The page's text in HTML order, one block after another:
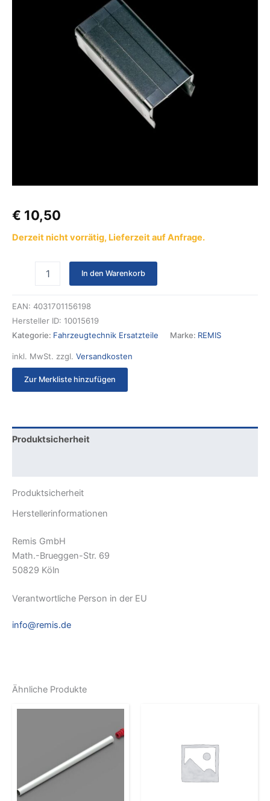
€ 10,50
Derzeit nicht vorrätig, Lieferzeit auf Anfrage.
In den Warenkorb
EAN: 4031701156198
Hersteller ID: 10015619
Kategorie: Fahrzeugtechnik Ersatzteile Marke: REMIS
inkl. MwSt. zzgl. Versandkosten
Zur Merkliste hinzufügen
Produktsicherheit
Produktsicherheit
Herstellerinformationen
Remis GmbH
Math.-Brueggen-Str. 69
50829 Köln
Verantwortliche Person in der EU
info@remis.de
Ähnliche Produkte